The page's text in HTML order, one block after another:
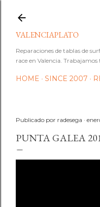
VALENCIAPLATO
Reparaciones de tablas de
race en Valencia.
HOME SINCE 2007
Publicado por radesega
PUNTA GALEA